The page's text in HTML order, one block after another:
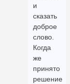
и
сказать
доброе
слово.
Когда
же
принято
решение